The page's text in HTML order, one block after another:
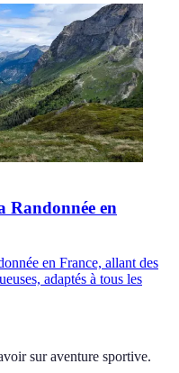
Randonnée en
en France, allant des
adaptés à tous les
sur aventure sportive.